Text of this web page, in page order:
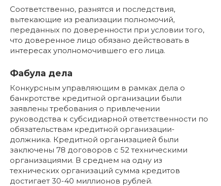
Соответственно, разнятся и последствия,
вытекающие из реализации полномочий,
переданных по доверенности при условии того,
что доверенное лицо обязано действовать в
интересах уполномочившего его лица.
Фабула дела
Конкурсным управляющим в рамках дела о
банкротстве кредитной организации были
заявлены требования о привлечении
руководства к субсидиарной ответственности по
обязательствам кредитной организации-
должника. Кредитной организацией были
заключены 78 договоров с 52 техническими
организациями. В среднем на одну из
технических организаций сумма кредитов
достигает 30-40 миллионов рублей.